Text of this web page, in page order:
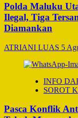
Polda Maluku
Ilegal, Tiga
Diamankan
ATRIANI LUAS 5
INFO
SOROT
Pasca Konflik